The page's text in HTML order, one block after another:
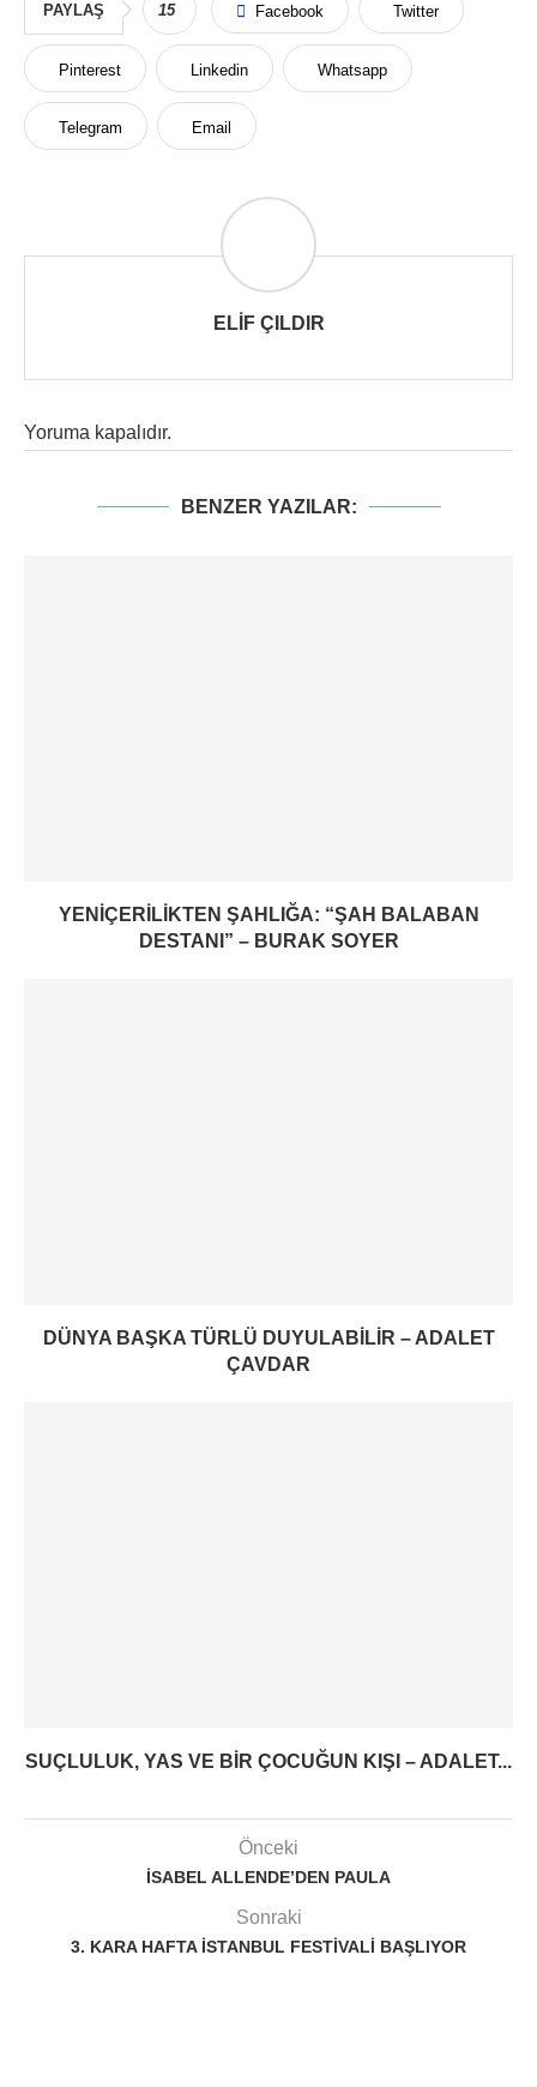
PAYLAŞ 15 Facebook Twitter
Pinterest Linkedin Whatsapp
Telegram Email
ELIF ÇILDIR
Yoruma kapalıdır.
BENZER YAZILAR:
YENIÇERILIKTEN ŞAHLIĞA: “ŞAH BALABAN
DESTANI” – BURAK SOYER
DÜNYA BAŞKA TÜRLÜ DUYULABILIR – ADALET
ÇAVDAR
SUÇLULUK, YAS VE BIR ÇOCUĞUN KIŞI – ADALET...
Önceki
İSABEL ALLENDE’DEN PAULA
Sonraki
3. KARA HAFTA İSTANBUL FESTIVALI BAŞLIYOR